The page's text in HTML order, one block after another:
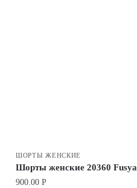
ШОРТЫ ЖЕНСКИЕ
Шорты женские 20360 Fusya
900.00 Р